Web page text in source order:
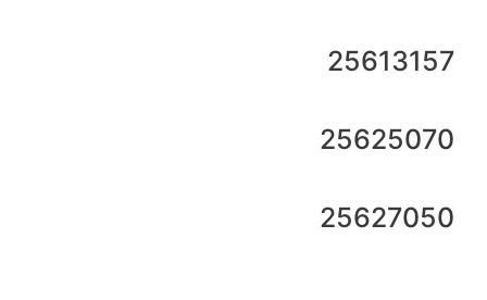
25613157
25625070
25627050